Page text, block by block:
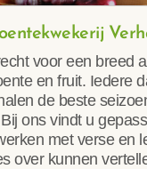
voor een breed
en fruit. Iedere
de beste
ons vindt u
met verse en
over kunnen